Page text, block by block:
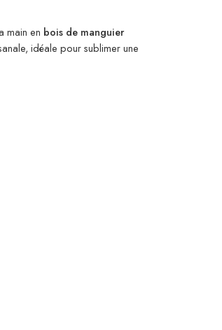
main en bois de manguier
idéale pour sublimer une